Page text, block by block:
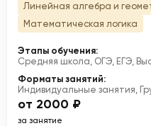
Линейная алгебра и
Математическая логика
Этапы обучения:
Средняя школа, ОГЭ, ЕГЭ,
Форматы занятий:
Индивидуальные занятия,
от 2000 ₽
за занятие